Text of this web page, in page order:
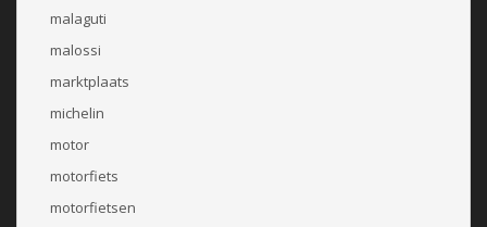
malaguti
malossi
marktplaats
michelin
motor
motorfiets
motorfietsen